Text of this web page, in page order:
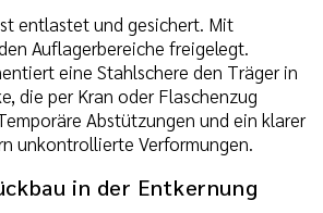
entlastet und gesichert. Mit
Auflagerbereiche freigelegt.
eine Stahlschere den Träger in
die per Kran oder Flaschenzug
Abstützungen und ein klarer
unkontrollierte Verformungen.
in der Entkernung